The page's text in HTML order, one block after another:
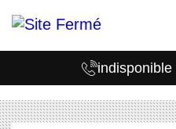
indisponible